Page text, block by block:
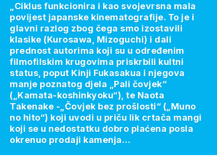
„Ciklus funkcionira i kao svojevrsna mala
povijest japanske kinematografije. To je i
glavni razlog zbog čega smo izostavili
klasike (Kurosawa, Mizoguchi) i dali
prednost autorima koji su u određenim
filmofilskim krugovima priskrbili kultni
status, poput Kinji Fukasakua i njegova
manje poznatog djela „Pali čovjek“
(„Kamata-koshinkyoku“), te Naota
Takenake -„Čovjek bez prošlosti“ („Muno
no hito“) koji uvodi u priču lik crtača mangi
koji se u nedostatku dobro plaćena posla
okrenuo prodaji kamenja…